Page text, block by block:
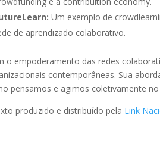
Um exemplo de
de aprendizado colaborativo.
o empoderamento das redes
contemporâneas. Sua
pensamos e agimos coletivamente
produzido e distribuído pela Link